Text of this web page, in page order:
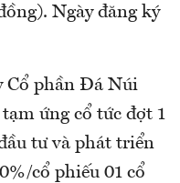
Ngày đăng ký
Cổ phần Đá Núi
ứng cổ tức đợt 1
tư và phát triển
cổ phiếu 01 cổ